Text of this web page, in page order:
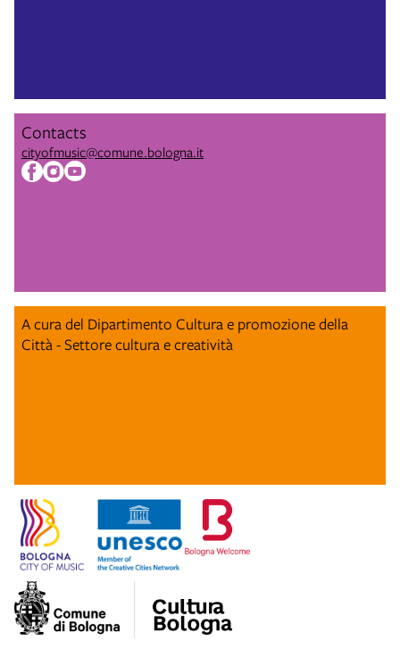
Contacts
cityofmusic@comune.bologna.it
A cura del Dipartimento Cultura e promozione della
Città - Settore cultura e creatività